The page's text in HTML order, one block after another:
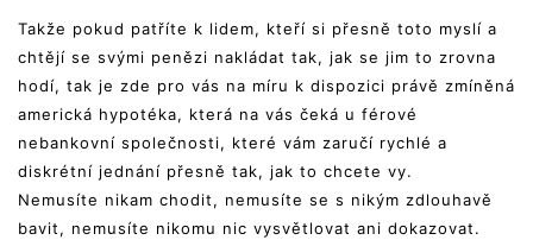
Takže pokud patříte k lidem, kteří si přesně toto myslí a
chtějí se svými penězi nakládat tak, jak se jim to zrovna
hodí, tak je zde pro vás na míru k dispozici právě zmíněná
americká hypotéka, která na vás čeká u férové
nebankovní společnosti, které vám zaručí rychlé a
diskrétní jednání přesně tak, jak to chcete vy.
Nemusíte nikam chodit, nemusíte se s nikým zdlouhavě
bavit, nemusíte nikomu nic vysvětlovat ani dokazovat.